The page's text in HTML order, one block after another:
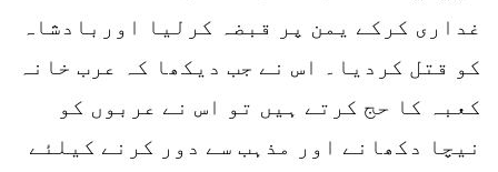
غداری کرکے یمن پر قبضہ کرلیا اوربادشاہ
کو قتل کردیا۔ اس نے جب دیکھا کہ عرب خانہ
کعبہ کا حج کرتے ہیں تو اس نے عربوں کو
نیچا دکھانے اور مذہب سے دور کرنے کیلئے